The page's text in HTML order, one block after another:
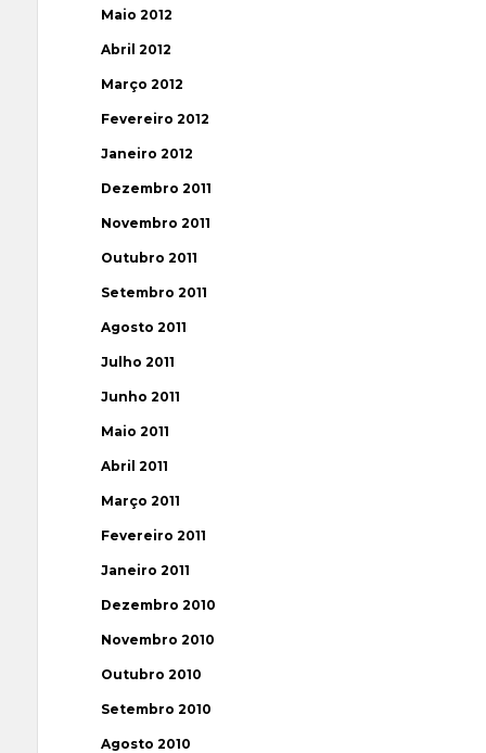
Maio 2012
Abril 2012
Março 2012
Fevereiro 2012
Janeiro 2012
Dezembro 2011
Novembro 2011
Outubro 2011
Setembro 2011
Agosto 2011
Julho 2011
Junho 2011
Maio 2011
Abril 2011
Março 2011
Fevereiro 2011
Janeiro 2011
Dezembro 2010
Novembro 2010
Outubro 2010
Setembro 2010
Agosto 2010